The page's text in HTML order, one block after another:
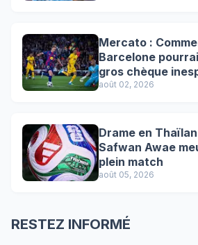
Mercato :
Barcelone
gros chèque
août 02, 2026
Drame en
Safwan Awae
plein match
août 05, 2026
RESTEZ INFORMÉ